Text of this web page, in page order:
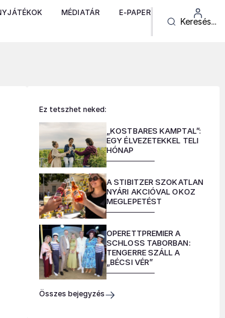
MÉDIATÁR E-PAPER
Ez tetszhet neked:
„KOSTBARES KAMPTAL”:
EGY ÉLVEZETEKKEL TELI
HÓNAP
A STIBITZER SZOKATLAN
NYÁRI AKCIÓVAL OKOZ
MEGLEPETÉST
OPERETTPREMIER A
SCHLOSS TABORBAN:
TENGERRE SZÁLL A
„BÉCSI VÉR”
Összes bejegyzés